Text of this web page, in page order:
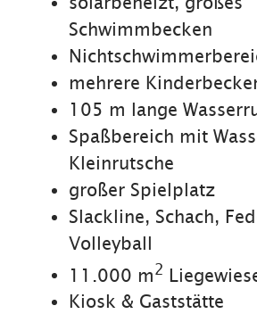
Schwimmbecken
mehrere
105 m lange
Spaßbereich mit
Kleinrutsche
großer Spielplatz
Slackline, Schach,
Volleyball
11.000 m2
Kiosk & Gaststätte